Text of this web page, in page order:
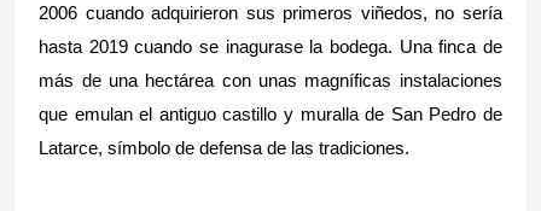
2006 cuando adquirieron sus primeros viñedos, no sería
hasta 2019 cuando se inagurase la bodega. Una finca de
más de una hectárea con unas magníficas instalaciones
que emulan el antiguo castillo y muralla de San Pedro de
Latarce, símbolo de defensa de las tradiciones.